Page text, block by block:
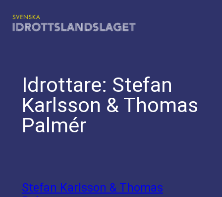
till
Idrottare: Stefan
Karlsson & Thomas
Palmér
Stefan Karlsson & Thomas